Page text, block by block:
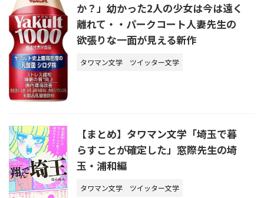
か？」幼かった2人の少女は今は遠く
離れて・・パークコート人妻先生の
欲張りな一面が見える新作
タワマン文学 ツイッター文学
【まとめ】タワマン文学「埼玉で暮
らすことが確定した」窓際先生の埼
玉・浦和編
タワマン文学 ツイッター文学